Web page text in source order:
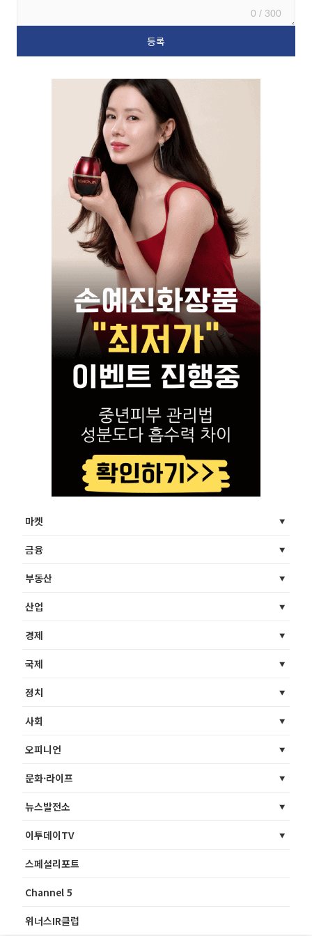
0 / 300
마켓
금융
부동산
산업
경제
국제
정치
사회
오피니언
문화·라이프
뉴스발전소
이투데이TV
스페셜리포트
Channel 5
위너스IR클럽